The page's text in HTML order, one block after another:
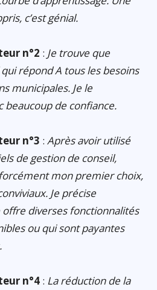
c’est génial.
n°2 : Je trouve que
répond A tous les besoins
municipales. Je le
beaucoup de confiance.
n°3 : Après avoir utilisé
de gestion de conseil,
mon premier choix,
Je précise
offre diverses fonctionnalités
ou qui sont payantes
n°4 : La réduction de la